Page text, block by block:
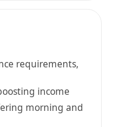
心和服务意识。
的计算机应用能
，具备团队协作精
requirements,
income
morning and